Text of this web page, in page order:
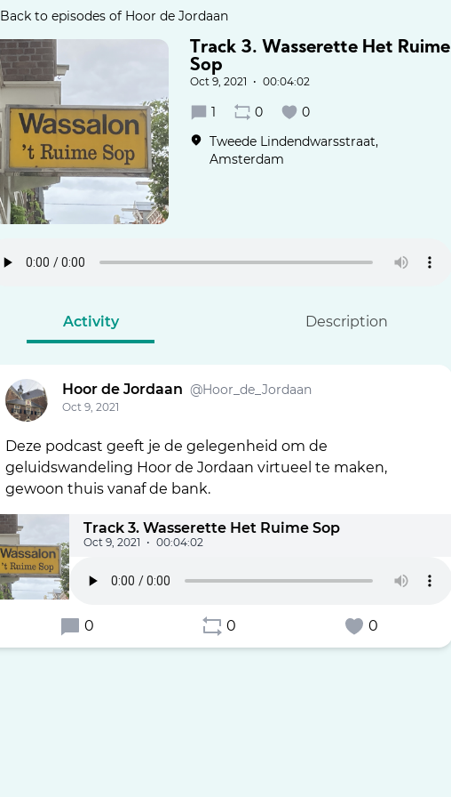
Back to episodes of Hoor de Jordaan
Track 3. Wasserette Het Ruime
Sop
Oct 9, 2021 • 00:04:02
1 0
0
Tweede Lindendwarsstraat,
Amsterdam
Activity Description
Hoor de Jordaan @Hoor_de_Jordaan
Oct 9, 2021
Deze podcast geeft je de gelegenheid om de
geluidswandeling Hoor de Jordaan virtueel te maken,
gewoon thuis vanaf de bank.
Track 3. Wasserette Het Ruime Sop
Oct 9, 2021 • 00:04:02
0 0 0